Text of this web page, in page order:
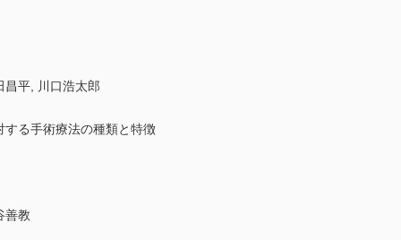
平, 川口浩太郎
る手術療法の種類と特徴
善教